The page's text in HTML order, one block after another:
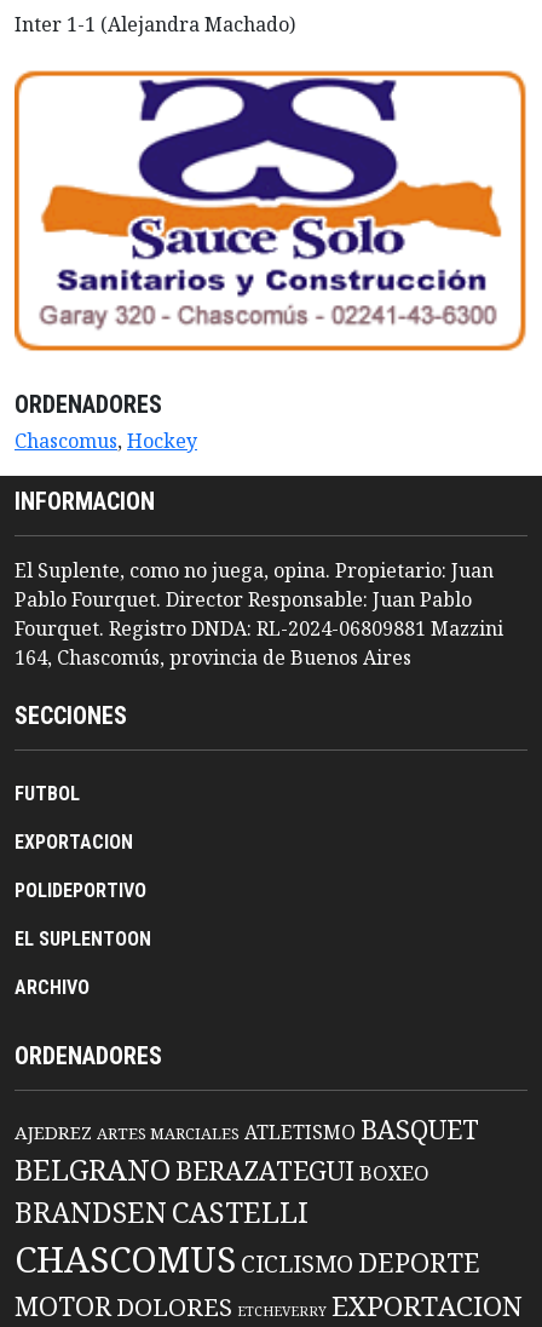
Inter 1-1 (Alejandra Machado)
ORDENADORES
Chascomus,Hockey
INFORMACION
El Suplente, como no juega, opina. Propietario: Juan
Pablo Fourquet. Director Responsable: Juan Pablo
Fourquet. Registro DNDA: RL-2024-06809881 Mazzini
164, Chascomús, provincia de Buenos Aires
SECCIONES
FUTBOL
EXPORTACION
POLIDEPORTIVO
EL SUPLENTOON
ARCHIVO
ORDENADORES
AJEDREZ ARTES MARCIALES ATLETISMO BASQUET
BELGRANO BERAZATEGUIBOXEO
BRANDSENCASTELLI
CHASCOMUS CICLISMO DEPORTE
MOTORDOLORES ETCHEVERRY EXPORTACION